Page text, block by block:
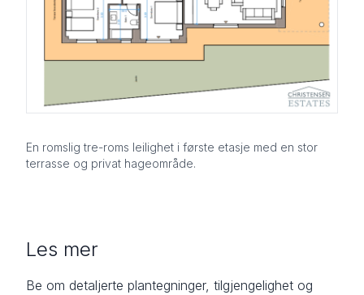
En romslig tre-roms leilighet i første etasje med en stor
terrasse og privat hageområde.
Les mer
Be om detaljerte plantegninger, tilgjengelighet og